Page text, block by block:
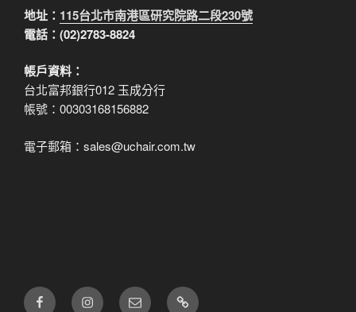
地址： 115台北市南港區研究院路二段230號
電話：(02)2783-8824
帳戶資料：
台北富邦銀行012 玉成分行
帳號：00303168156882
電子郵箱：sales@uchair.com.tw
FB IG
電
LINE